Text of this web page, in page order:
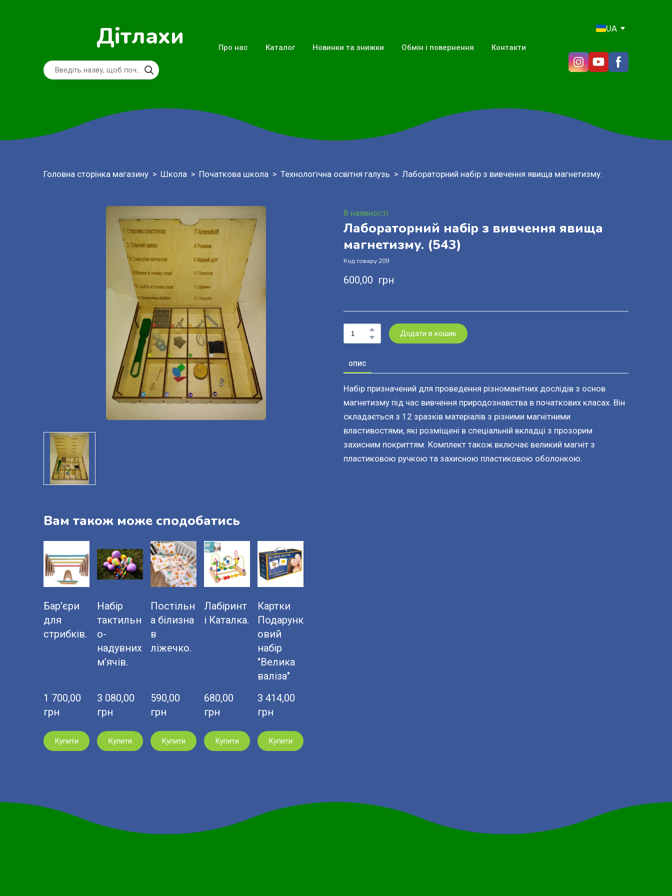
Дітлахи Про нас Каталог Новинки та знижки Обмін і повернення Контакти
UA
Головна сторінка магазину Школа Початкова школа Технологічна освітня галузь Лабораторний набір з вивчення явища магнетизму.
В наявності
Лабораторний набір з вивчення явища
магнетизму. (543)
Код товару 209
600,00  грн
Додати в кошик
ОПИС
Набір призначений для проведення різноманітних дослідів з основ
магнетизму під час вивчення природознавства в початкових класах. Він
складається з 12 зразків матеріалів з різними магнітними
властивостями, які розміщені в спеціальній вкладці з прозорим
захисним покриттям. Комплект також включає великий магніт з
пластиковою ручкою та захисною пластиковою оболонкою.
Вам також може сподобатись
Бар'єри
для
стрибків.
1 700,00
грн
Купити
Набір
тактильн
о-
надувних
м’ячів.
3 080,00
грн
Купити
Постільн
а білизна
в
ліжечко.
590,00
грн
Купити
Лабіринт
і Каталка.
680,00
грн
Купити
Картки
Подарунк
овий
набір
"Велика
валіза"
3 414,00
грн
Купити